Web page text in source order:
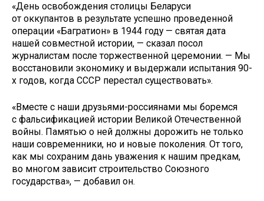
«День освобождения столицы Беларуси
от оккупантов в результате успешно проведенной
операции «Багратион» в 1944 году — святая дата
нашей совместной истории, — сказал посол
журналистам после торжественной церемонии. — Мы
восстановили экономику и выдержали испытания 90-
х годов, когда СССР перестал существовать».
«Вместе с наши друзьями-россиянами мы боремся
с фальсификацией истории Великой Отечественной
войны. Памятью о ней должны дорожить не только
наши современники, но и новые поколения. От того,
как мы сохраним дань уважения к нашим предкам,
во многом зависит строительство Союзного
государства», — добавил он.